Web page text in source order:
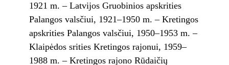
1921 m. – Latvijos Gruobinios apskrities
Palangos valsčiui, 1921–1950 m. – Kretingos
apskrities Palangos valsčiui, 1950–1953 m. –
Klaipėdos srities Kretingos rajonui, 1959–
1988 m. – Kretingos rajono Rūdaičių